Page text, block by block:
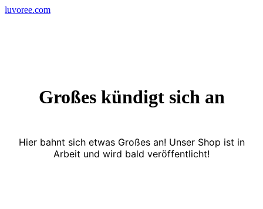
Skip
luvoree.com
Großes kündigt sich an
Hier bahnt sich etwas Großes an! Unser Shop ist in
Arbeit und wird bald veröffentlicht!